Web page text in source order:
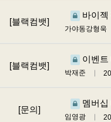
[블랙컴뱃]
바이젝
가야동강형욱
[블랙컴뱃]
이벤트
박재준
[문의]
멤버
임영광